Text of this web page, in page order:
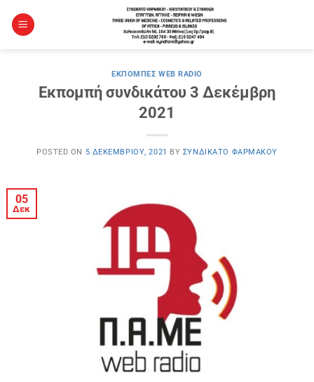
στο
ΕΚΠΟΜΠΈΣ WEB RADIO
Εκπομπή συνδικάτου 3 Δεκέμβρη
2021
POSTED ON 5 ΔΕΚΕΜΒΡΊΟΥ, 2021 BY ΣΥΝΔΙΚΆΤΟ ΦΑΡΜΆΚΟΥ
05
Δεκ